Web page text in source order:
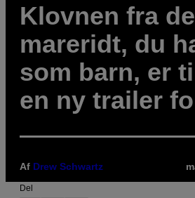
Klovnen fra de
mareridt, du
som barn, er
en ny trailer for
Af Drew Schwartz
Del